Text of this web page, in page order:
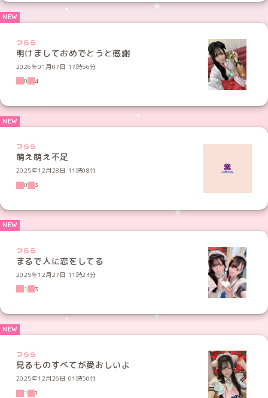
つらら
明けましておめでとうと感謝
2026年01月07日 17時56分
0
4
つらら
萌え萌え不足
2025年12月28日 11時08分
0
3
つらら
まるで人に恋をしてる
2025年12月27日 11時24分
1
3
つらら
見るものすべてが愛おしいよ
2025年12月26日 01時50分
1
1